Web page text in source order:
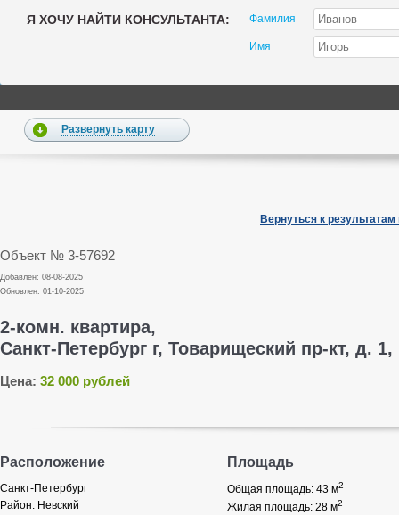
Я ХОЧУ НАЙТИ КОНСУЛЬТАНТА: Фамилия
Имя
Развернуть карту
Вернуться к результатам
Объект № 3-57692
Добавлен: 08-08-2025
Обновлен: 01-10-2025
2-комн. квартира,
Санкт-Петербург г, Товарищеский пр-кт, д. 1,
Цена: 32 000 рублей
Расположение
Санкт-Петербург
Район: Невский
Площадь
Общая площадь: 43 м2
Жилая площадь: 28 м2